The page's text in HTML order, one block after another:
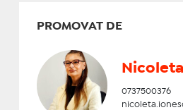
PROMOVAT DE
0737500376